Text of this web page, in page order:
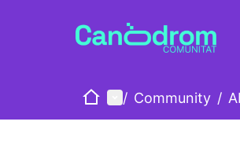
HomeMain menu
/ Community /